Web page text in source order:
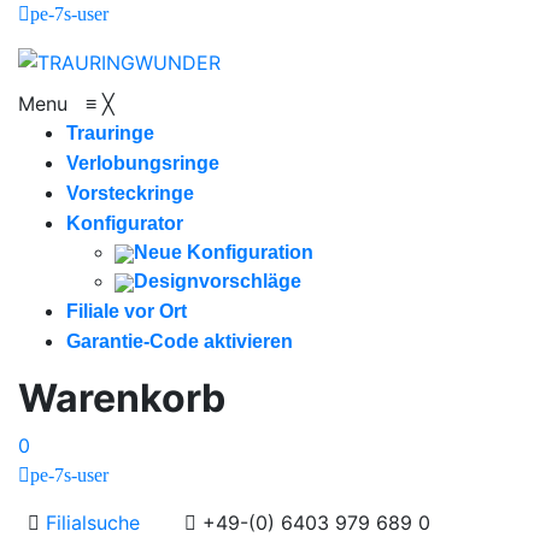
pe-7s-user
Menu ≡ ╳
Trauringe
Verlobungsringe
Vorsteckringe
Konfigurator
Neue Konfiguration
Designvorschläge
Filiale vor Ort
Garantie-Code aktivieren
Warenkorb
0
pe-7s-user
Filialsuche +49-(0) 6403 979 689 0